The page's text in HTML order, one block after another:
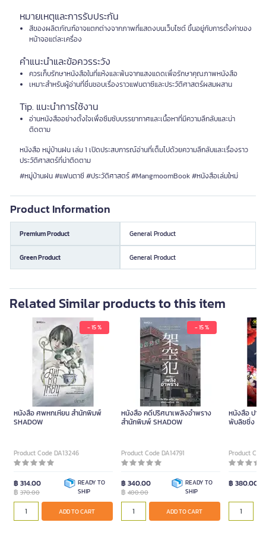
หมายเหตุและการรับประกัน
สีของผลิตภัณฑ์อาจแตกต่างจากภาพที่แสดงบนเว็บไซต์ ขึ้นอยู่กับการตั้งค่าของ
หน้าจอแต่ละเครื่อง
คำแนะนำและข้อควรระวัง
ควรเก็บรักษาหนังสือในที่แห้งและพ้นจากแสงแดดเพื่อรักษาคุณภาพหนังสือ
เหมาะสำหรับผู้อ่านที่ชื่นชอบเรื่องราวแฟนตาซีและประวัติศาสตร์ผสมผสาน
Tip. แนะนำการใช้งาน
อ่านหนังสืออย่างตั้งใจเพื่อซึมซับบรรยากาศและเนื้อหาที่มีความลึกลับและน่า
ติดตาม
หนังสือ หมู่บ้านฝน เล่ม 1 เปิดประสบการณ์อ่านที่เต็มไปด้วยความลึกลับและเรื่องราว
ประวัติศาสตร์ที่น่าติดตาม
#หมู่บ้านฝน #แฟนตาซี #ประวัติศาสตร์ #MangmoomBook #หนังสือเล่มใหม่
Product Information
Premium Product General Product
Green Product General Product
Related Similar products to this item
- 15 %
หนังสือ ศพหกเหียน สำนักพิมพ์
SHADOW
Product Code DA13246
฿ 314.00
฿ 370.00
READY TO
SHIP
ADD TO CART
- 15 %
หนังสือ คดีปริศนาเพลิงอำพราง
สำนักพิมพ์ SHADOW
Product Code DA14791
฿ 340.00
฿ 400.00
READY TO
SHIP
ADD TO CART
หนังสือ ปา
พับลิชชิ่ง
Product
฿ 380.00